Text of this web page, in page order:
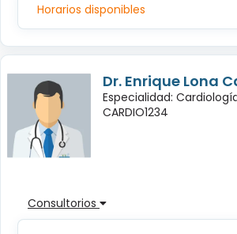
Horarios disponibles
Dr. Enrique Lona
Especialidad:
CARDIO1234
Consultorios